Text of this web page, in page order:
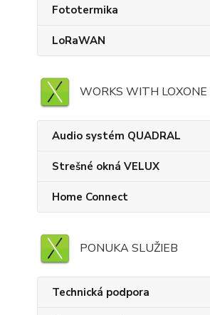
Fototermika
LoRaWAN
WORKS WITH LOXONE
Audio systém QUADRAL
Strešné okná VELUX
Home Connect
PONUKA SLUŽIEB
Technická podpora